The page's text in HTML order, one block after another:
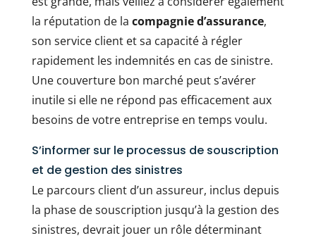
la réputation de la compagnie d’assurance,
son service client et sa capacité à régler
rapidement les indemnités en cas de sinistre.
Une couverture bon marché peut s’avérer
inutile si elle ne répond pas efficacement aux
besoins de votre entreprise en temps voulu.
S’informer sur le processus de souscription
et de gestion des sinistres
Le parcours client d’un assureur, inclus depuis
la phase de souscription jusqu’à la gestion des
sinistres, devrait jouer un rôle déterminant